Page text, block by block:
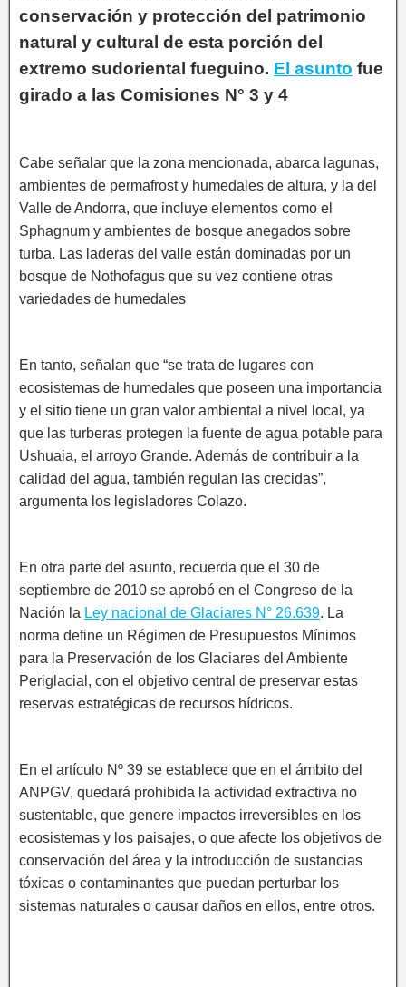
conservación y protección del patrimonio
natural y cultural de esta porción del
extremo sudoriental fueguino. El asunto fue
girado a las Comisiones N° 3 y 4
Cabe señalar que la zona mencionada, abarca lagunas,
ambientes de permafrost y humedales de altura, y la del
Valle de Andorra, que incluye elementos como el
Sphagnum y ambientes de bosque anegados sobre
turba. Las laderas del valle están dominadas por un
bosque de Nothofagus que su vez contiene otras
variedades de humedales
En tanto, señalan que “se trata de lugares con
ecosistemas de humedales que poseen una importancia
y el sitio tiene un gran valor ambiental a nivel local, ya
que las turberas protegen la fuente de agua potable para
Ushuaia, el arroyo Grande. Además de contribuir a la
calidad del agua, también regulan las crecidas”,
argumenta los legisladores Colazo.
En otra parte del asunto, recuerda que el 30 de
septiembre de 2010 se aprobó en el Congreso de la
Nación la Ley nacional de Glaciares N° 26.639. La
norma define un Régimen de Presupuestos Mínimos
para la Preservación de los Glaciares del Ambiente
Periglacial, con el objetivo central de preservar estas
reservas estratégicas de recursos hídricos.
En el artículo Nº 39 se establece que en el ámbito del
ANPGV, quedará prohibida la actividad extractiva no
sustentable, que genere impactos irreversibles en los
ecosistemas y los paisajes, o que afecte los objetivos de
conservación del área y la introducción de sustancias
tóxicas o contaminantes que puedan perturbar los
sistemas naturales o causar daños en ellos, entre otros.